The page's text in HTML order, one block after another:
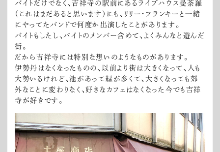
バイトだけでなく、吉祥寺の駅前にあるライブハウス曼荼羅
（これはまだあると思います）にも、リリー・フランキーと一緒
にやってたバンドで何度か出演したことがあります。
バイトもしたし、バイトのメンバー含めて、よくみんなと遊んだ
街。
だから吉祥寺には特別な想いのようなものがあります。
伊勢丹はなくなったものの、以前より街は大きくなって、人も
大勢いるけれど、池があって緑が多くて、大きくなっても郊
外なことに変わりなく、好きなカフェはなくなった今でも吉祥
寺が好きです。